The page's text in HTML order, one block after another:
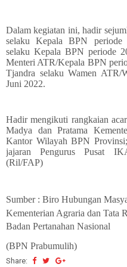
Dalam kegiatan ini, hadir
selaku Kepala BPN periode
selaku Kepala BPN periode
Menteri ATR/Kepala BPN
Tjandra selaku Wamen
Juni 2022.
Hadir mengikuti rangkaian
Madya dan Pratama
Kantor Wilayah BPN
jajaran Pengurus Pusat
(Ril/FAP)
Sumber : Biro Hubungan
Kementerian Agraria dan Tata
Badan Pertanahan Nasional
(BPN Prabumulih)
Share: